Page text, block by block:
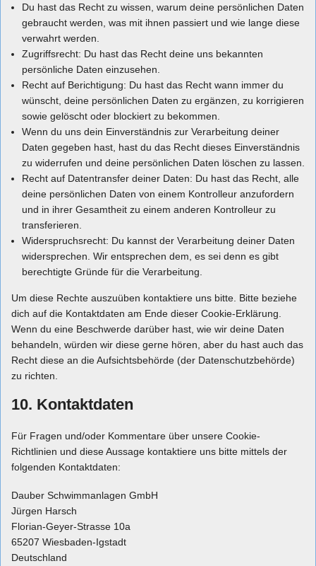
Du hast das Recht zu wissen, warum deine persönlichen Daten
gebraucht werden, was mit ihnen passiert und wie lange diese
verwahrt werden.
Zugriffsrecht: Du hast das Recht deine uns bekannten
persönliche Daten einzusehen.
Recht auf Berichtigung: Du hast das Recht wann immer du
wünscht, deine persönlichen Daten zu ergänzen, zu korrigieren
sowie gelöscht oder blockiert zu bekommen.
Wenn du uns dein Einverständnis zur Verarbeitung deiner
Daten gegeben hast, hast du das Recht dieses Einverständnis
zu widerrufen und deine persönlichen Daten löschen zu lassen.
Recht auf Datentransfer deiner Daten: Du hast das Recht, alle
deine persönlichen Daten von einem Kontrolleur anzufordern
und in ihrer Gesamtheit zu einem anderen Kontrolleur zu
transferieren.
Widerspruchsrecht: Du kannst der Verarbeitung deiner Daten
widersprechen. Wir entsprechen dem, es sei denn es gibt
berechtigte Gründe für die Verarbeitung.
Um diese Rechte auszuüben kontaktiere uns bitte. Bitte beziehe
dich auf die Kontaktdaten am Ende dieser Cookie-Erklärung.
Wenn du eine Beschwerde darüber hast, wie wir deine Daten
behandeln, würden wir diese gerne hören, aber du hast auch das
Recht diese an die Aufsichtsbehörde (der Datenschutzbehörde)
zu richten.
10. Kontaktdaten
Für Fragen und/oder Kommentare über unsere Cookie-
Richtlinien und diese Aussage kontaktiere uns bitte mittels der
folgenden Kontaktdaten:
Dauber Schwimmanlagen GmbH
Jürgen Harsch
Florian-Geyer-Strasse 10a
65207 Wiesbaden-Igstadt
Deutschland